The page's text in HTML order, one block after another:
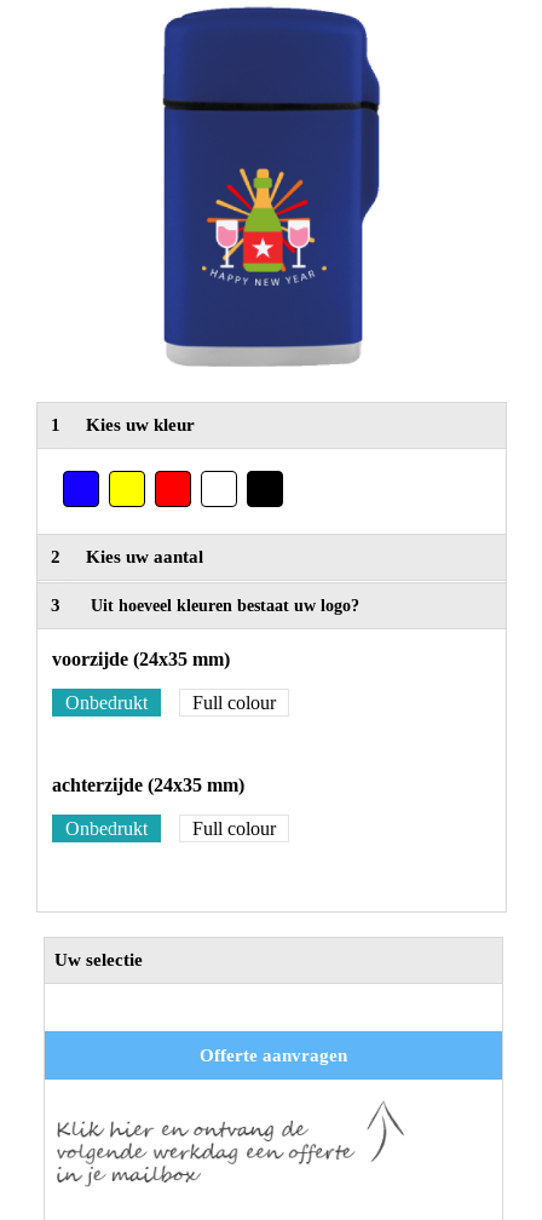
1 Kies uw kleur
2 Kies uw aantal
3 Uit hoeveel kleuren bestaat uw logo?
voorzijde (24x35 mm)
Onbedrukt Full colour
achterzijde (24x35 mm)
Onbedrukt Full colour
Uw selectie
Offerte aanvragen